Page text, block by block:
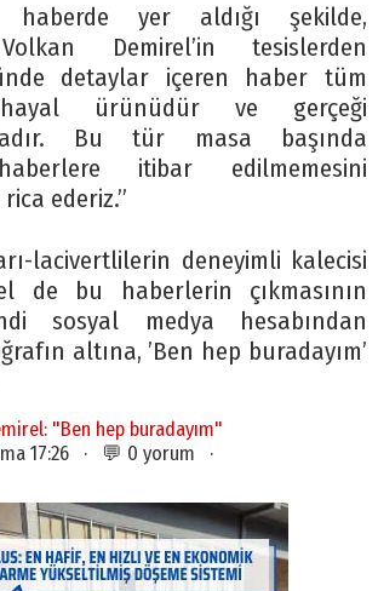
yer aldığı şekilde,
Demirel’in tesislerden
detaylar içeren haber tüm
ürünüdür ve gerçeği
Bu tür masa başında
itibar edilmemesini
ederiz.”
lacivertlilerin deneyimli kalecisi
de bu haberlerin çıkmasının
sosyal medya hesabından
altına, ’Ben hep buradayım’
"Ben hep buradayım"
17:26 · 💬 0 yorum ·